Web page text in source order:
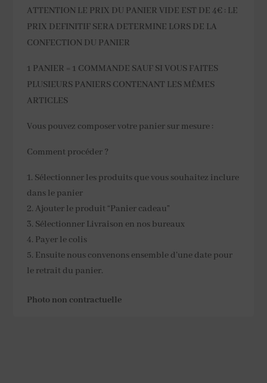
ATTENTION LE PRIX DU PANIER VIDE EST DE 4€ : LE
PRIX DEFINITIF SERA DETERMINE LORS DE LA
CONFECTION DU PANIER
1 PANIER = 1 COMMANDE SAUF SI VOUS FAITES
PLUSIEURS PANIERS CONTENANT LES MÊMES
ARTICLES
Vous pouvez composer votre panier sur mesure :
Comment procéder ?
Sélectionner les produits que vous souhaitez inclure
dans le panier
Ajouter le produit “Panier cadeau”
Sélectionner Livraison en nos bureaux
Payer le colis
Ensuite nous convenons ensemble d’une date pour
le retrait du panier.
Photo non contractuelle